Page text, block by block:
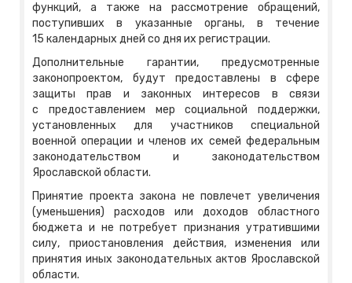
функций, а также на рассмотрение обращений,
поступивших в указанные органы, в течение
15 календарных дней со дня их регистрации.
Дополнительные гарантии, предусмотренные
законопроектом, будут предоставлены в сфере
защиты прав и законных интересов в связи
с предоставлением мер социальной поддержки,
установленных для участников специальной
военной операции и членов их семей федеральным
законодательством и законодательством
Ярославской области.
Принятие проекта закона не повлечет увеличения
(уменьшения) расходов или доходов областного
бюджета и не потребует признания утратившими
силу, приостановления действия, изменения или
принятия иных законодательных актов Ярославской
области.